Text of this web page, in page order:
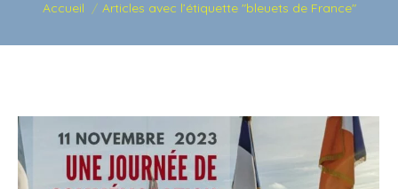
Accueil Articles avec l’étiquette "bleuets de France"